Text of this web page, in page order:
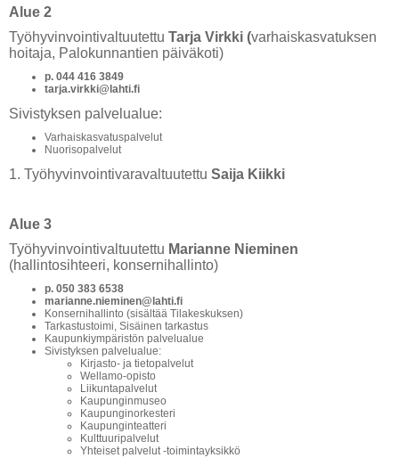
Alue 2
Työhyvinvointivaltuutettu Tarja Virkki (varhaiskasvatuksen
hoitaja, Palokunnantien päiväkoti)
p. 044 416 3849
tarja.virkki@lahti.fi
Sivistyksen palvelualue:
Varhaiskasvatuspalvelut
Nuorisopalvelut
1. Työhyvinvointivaravaltuutettu Saija Kiikki
Alue 3
Työhyvinvointivaltuutettu Marianne Nieminen
(hallintosihteeri, konsernihallinto)
p. 050 383 6538
marianne.nieminen@lahti.fi
Konsernihallinto (sisältää Tilakeskuksen)
Tarkastustoimi, Sisäinen tarkastus
Kaupunkiympäristön palvelualue
Sivistyksen palvelualue:
Kirjasto- ja tietopalvelut
Wellamo-opisto
Liikuntapalvelut
Kaupunginmuseo
Kaupunginorkesteri
Kaupunginteatteri
Kulttuuripalvelut
Yhteiset palvelut -toimintayksikkö